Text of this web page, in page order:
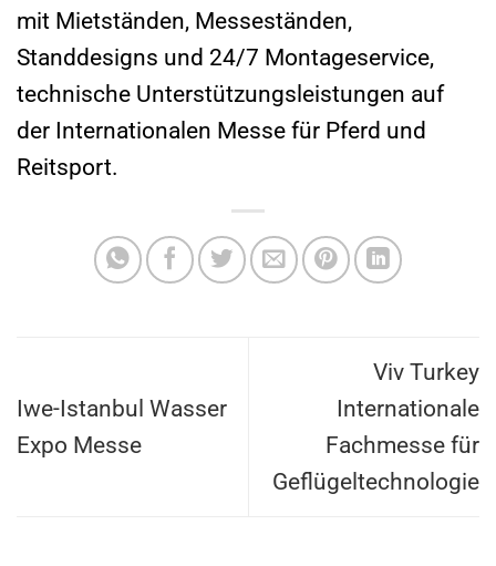
mit Mietständen, Messeständen,
Standdesigns und 24/7 Montageservice,
technische Unterstützungsleistungen auf
der Internationalen Messe für Pferd und
Reitsport.
Iwe-Istanbul Wasser
Expo Messe
Viv Turkey
Internationale
Fachmesse für
Geflügeltechnologie